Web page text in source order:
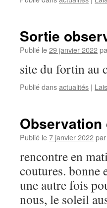
Sortie
Publié le29 janvier 2022
site du fortin au
Publié dansactualités |
Publié le7 janvier 2022par
rencontre en
coutures. bonne
une autre fois
nous, le soleil